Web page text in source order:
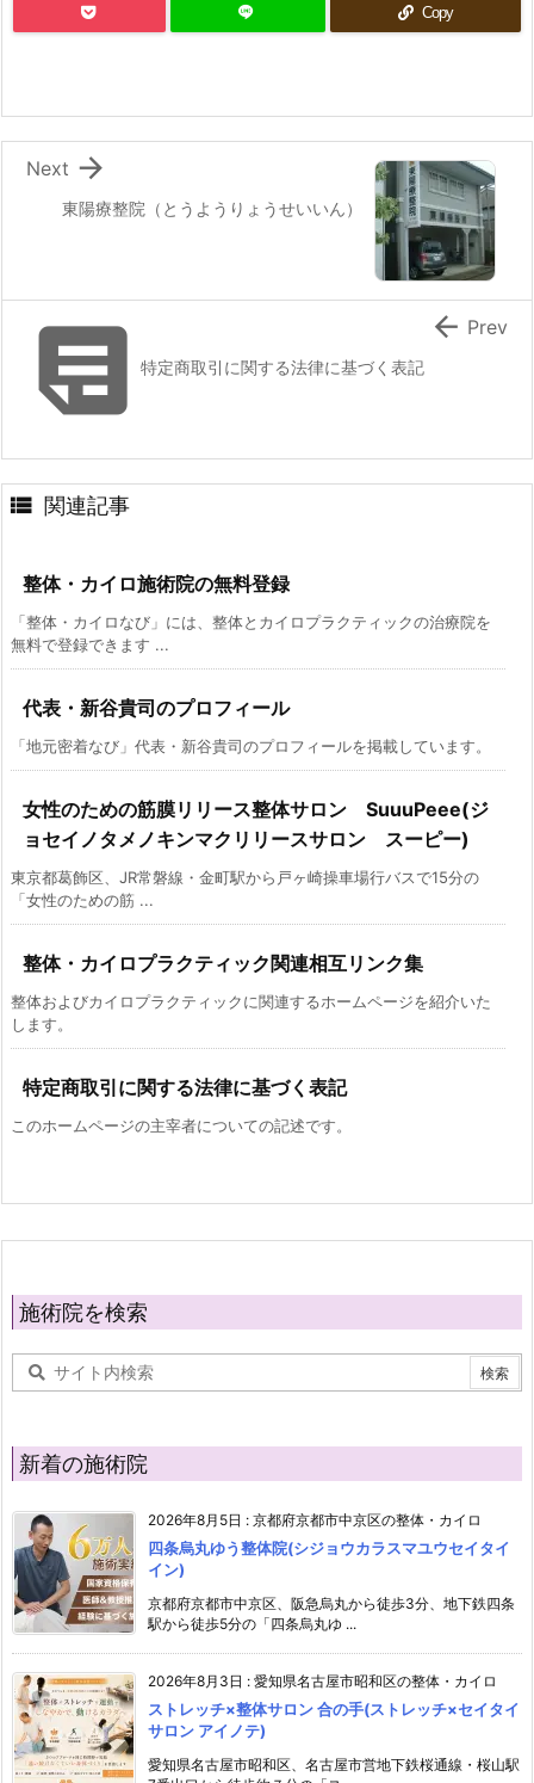
Copy
東陽療整院（とうようりょうせいいん）

Next
特定商取引に関する法律に基づく表記
 Prev
 関連記事
整体・カイロ施術院の無料登録
「整体・カイロなび」には、整体とカイロプラクティックの治療院を
無料で登録できます ...
代表・新谷貴司のプロフィール
「地元密着なび」代表・新谷貴司のプロフィールを掲載しています。
女性のための筋膜リリース整体サロン SuuuPeee(ジ
ョセイノタメノキンマクリリースサロン スーピー)
東京都葛飾区、JR常磐線・金町駅から戸ヶ崎操車場行バスで15分の
「女性のための筋 ...
整体・カイロプラクティック関連相互リンク集
整体およびカイロプラクティックに関連するホームページを紹介いた
します。
特定商取引に関する法律に基づく表記
このホームページの主宰者についての記述です。
施術院を検索
新着の施術院
2026年8月5日 : 京都府京都市中京区の整体・カイロ
四条烏丸ゆう整体院(シジョウカラスマユウセイタイ
イン)
京都府京都市中京区、阪急烏丸から徒歩3分、地下鉄四条
駅から徒歩5分の「四条烏丸ゆ ...
2026年8月3日 : 愛知県名古屋市昭和区の整体・カイロ
ストレッチ×整体サロン 合の手(ストレッチ×セイタイ
サロン アイノテ)
愛知県名古屋市昭和区、名古屋市営地下鉄桜通線・桜山駅